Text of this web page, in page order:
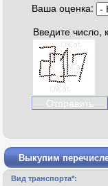
Ваша оценка:
Введите число,
Выкупим
Вид транспорта*: